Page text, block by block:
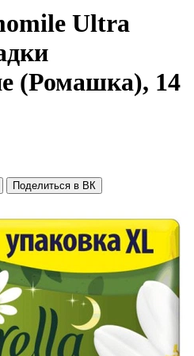
Ultra
(Ромашка), 14
Поделиться в ВК